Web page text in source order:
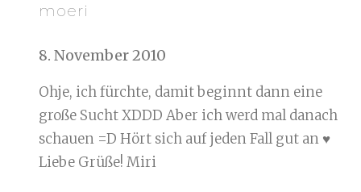
moeri
8. November 2010
Ohje, ich fürchte, damit beginnt dann eine
große Sucht XDDD Aber ich werd mal danach
schauen =D Hört sich auf jeden Fall gut an ♥
Liebe Grüße! Miri